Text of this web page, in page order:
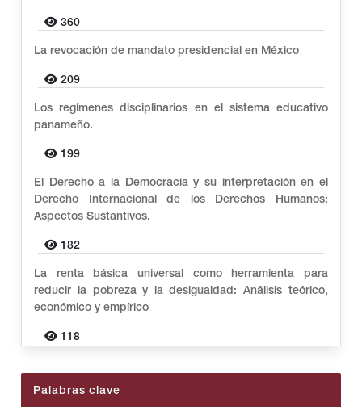
360
La revocación de mandato presidencial en México
209
Los regímenes disciplinarios en el sistema educativo
panameño.
199
El Derecho a la Democracia y su interpretación en el
Derecho Internacional de los Derechos Humanos:
Aspectos Sustantivos.
182
La renta básica universal como herramienta para
reducir la pobreza y la desigualdad: Análisis teórico,
económico y empírico
118
Palabras clave